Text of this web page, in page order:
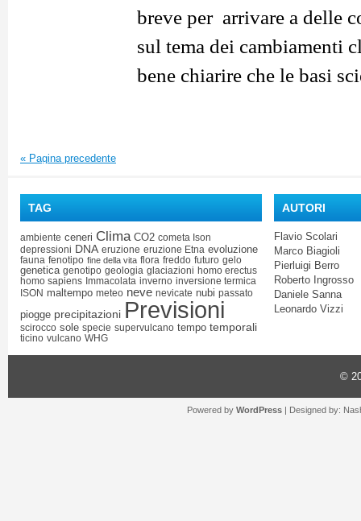
breve per arrivare a delle
sul tema dei cambiamenti
bene chiarire che le basi
« Pagina precedente
TAG
ambiente ceneri Clima CO2 cometa Ison
depressioni DNA eruzione eruzione Etna evoluzione
fauna fenotipo fine della vita flora freddo futuro gelo
genetica genotipo geologia glaciazioni homo erectus
homo sapiens Immacolata inverno inversione termica
ISON maltempo meteo neve nevicate nubi passato
piogge precipitazioni Previsioni
scirocco sole specie supervulcano tempo temporali
ticino vulcano WHG
AUTORI
Flavio Scolari
Marco Biagioli
Pierluigi Berro
Roberto Ingrosso
Daniele Sanna
Leonardo Vizzi
©
Powered by WordPress | Designed by: